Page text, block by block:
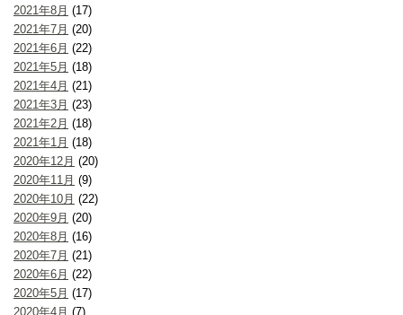
2021年8月 (17)
2021年7月 (20)
2021年6月 (22)
2021年5月 (18)
2021年4月 (21)
2021年3月 (23)
2021年2月 (18)
2021年1月 (18)
2020年12月 (20)
2020年11月 (9)
2020年10月 (22)
2020年9月 (20)
2020年8月 (16)
2020年7月 (21)
2020年6月 (22)
2020年5月 (17)
2020年4月 (7)